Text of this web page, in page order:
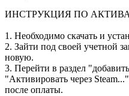
ИНСТРУКЦИЯ ПО
1. Необходимо скачать и
2. Зайти под своей учетной
новую.
3. Перейти в раздел
"Активировать через
после оплаты.